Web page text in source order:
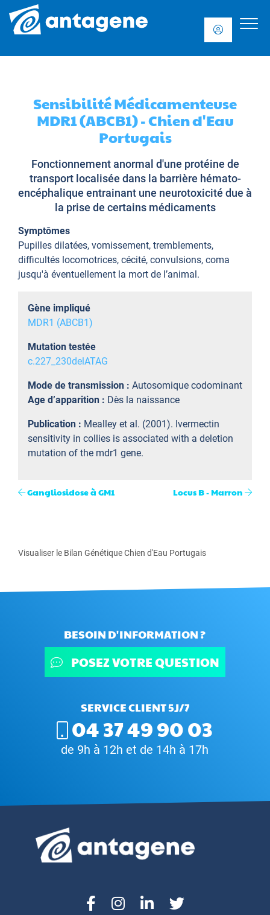
Sensibilité Médicamenteuse
MDR1 (ABCB1) - Chien d'Eau
Portugais
Fonctionnement anormal d'une protéine de
transport localisée dans la barrière hémato-
encéphalique entrainant une neurotoxicité due à
la prise de certains médicaments
Symptômes
Pupilles dilatées, vomissement, tremblements,
difficultés locomotrices, cécité, convulsions, coma
jusqu'à éventuellement la mort de l’animal.
Gène impliqué
MDR1 (ABCB1)
Mutation testée
c.227_230delATAG
Mode de transmission : Autosomique codominant
Age d’apparition : Dès la naissance
Publication : Mealley et al. (2001). Ivermectin
sensitivity in collies is associated with a deletion
mutation of the mdr1 gene.
Gangliosidose à GM1 Locus B - Marron
Visualiser le Bilan Génétique Chien d'Eau Portugais
BESOIN D'INFORMATION ?
POSEZ VOTRE QUESTION
SERVICE CLIENT 5J/7
04 37 49 90 03
de 9h à 12h et de 14h à 17h